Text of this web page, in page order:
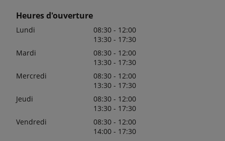
Heures d'ouverture
Lundi
08:30 - 12:00
13:30 - 17:30
Mardi
08:30 - 12:00
13:30 - 17:30
Mercredi
08:30 - 12:00
13:30 - 17:30
Jeudi
08:30 - 12:00
13:30 - 17:30
Vendredi
08:30 - 12:00
14:00 - 17:30